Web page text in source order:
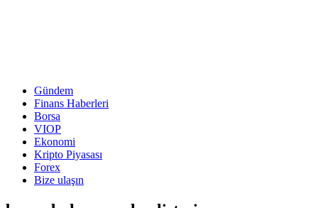
Gündem
Finans Haberleri
Borsa
VIOP
Ekonomi
Kripto Piyasası
Forex
Bize ulaşın